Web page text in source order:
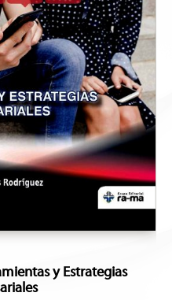
y Estrategias